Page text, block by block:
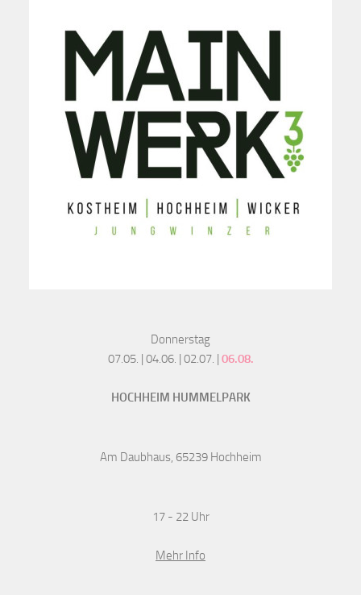
Donnerstag
07.05. | 04.06. | 02.07. | 06.08.
HOCHHEIM HUMMELPARK
Am Daubhaus, 65239 Hochheim
17 - 22 Uhr
Mehr Info